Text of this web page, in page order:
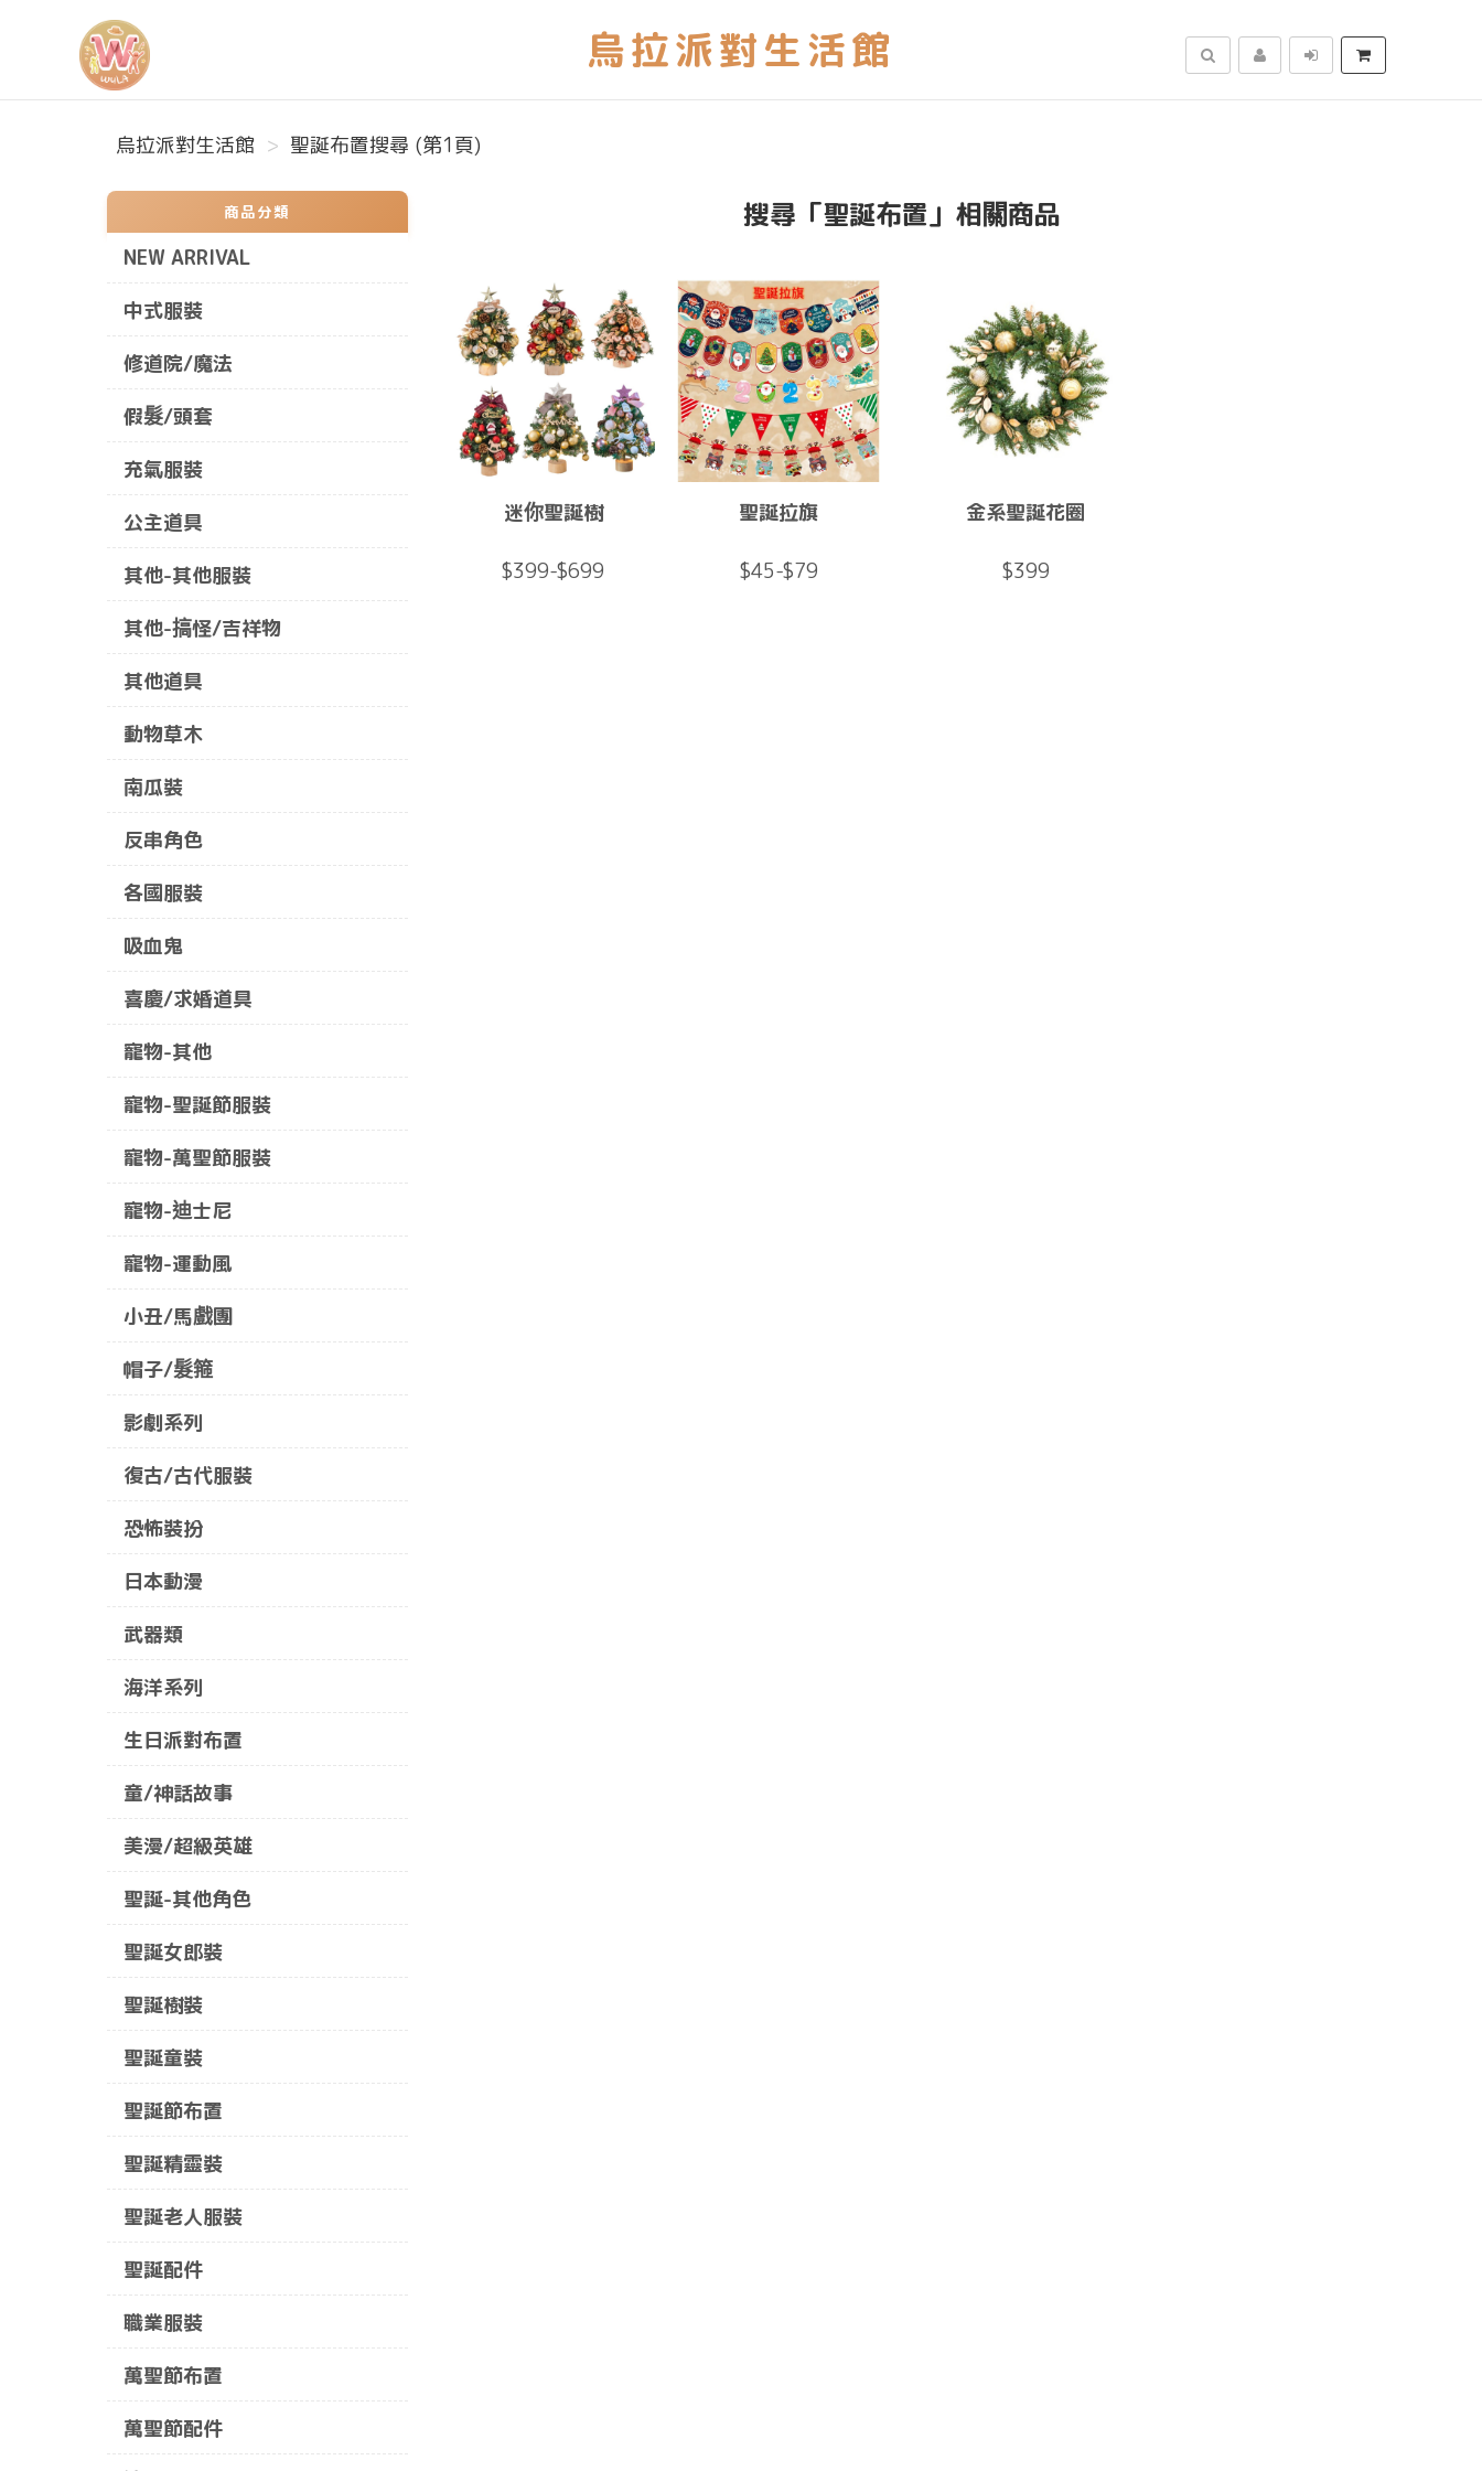
烏拉派對生活館
搜尋
烏拉派對生活館 聖誕布置搜尋 (第1頁)
商品分類
NEW ARRIVAL
中式服裝
修道院/魔法
假髮/頭套
充氣服裝
公主道具
其他-其他服裝
其他-搞怪/吉祥物
其他道具
動物草木
南瓜裝
反串角色
各國服裝
吸血鬼
喜慶/求婚道具
寵物-其他
寵物-聖誕節服裝
寵物-萬聖節服裝
寵物-迪士尼
寵物-運動風
小丑/馬戲團
帽子/髮箍
影劇系列
復古/古代服裝
恐怖裝扮
日本動漫
武器類
海洋系列
生日派對布置
童/神話故事
美漫/超級英雄
聖誕-其他角色
聖誕女郎裝
聖誕樹裝
聖誕童裝
聖誕節布置
聖誕精靈裝
聖誕老人服裝
聖誕配件
職業服裝
萬聖節布置
萬聖節配件
搜尋「聖誕布置」相關商品
迷你聖誕樹
$399-$699
聖誕拉旗
$45-$79
金系聖誕花圈
$399